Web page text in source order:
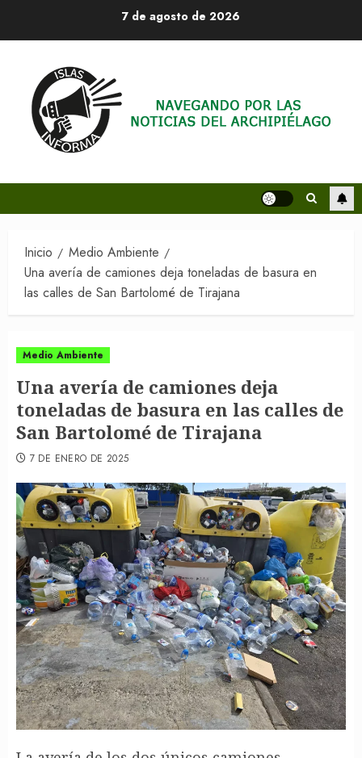
7 de agosto de 2026
Inicio
Medio Ambiente
Una avería de camiones deja toneladas de basura en
las calles de San Bartolomé de Tirajana
Medio Ambiente
Una avería de camiones deja
toneladas de basura en las calles de
San Bartolomé de Tirajana
7 DE ENERO DE 2025